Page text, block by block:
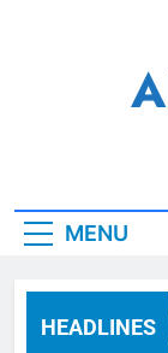
MENU
HEADLINES
Panen
6 Hari Ago